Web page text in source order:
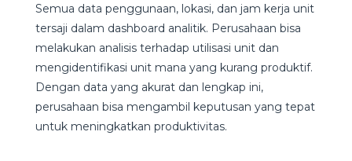
Semua data penggunaan, lokasi, dan jam kerja unit
tersaji dalam dashboard analitik. Perusahaan bisa
melakukan analisis terhadap utilisasi unit dan
mengidentifikasi unit mana yang kurang produktif.
Dengan data yang akurat dan lengkap ini,
perusahaan bisa mengambil keputusan yang tepat
untuk meningkatkan produktivitas.